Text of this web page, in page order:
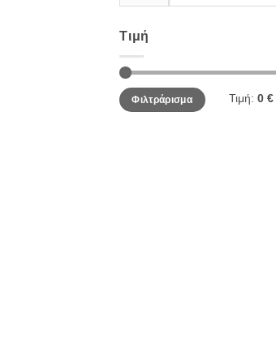
Τιμή
Ελάχιστη
τιμή
Μέγιστη
τιμήΦιλτράρισμα Τιμή: 0 €